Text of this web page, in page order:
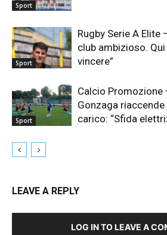
Sport
Sport
Rugby Serie A Elite
club ambizioso.
vincere”
Sport
Calcio Promozione
Gonzaga
carico: “Sfida
LEAVE A REPLY
LOG IN TO LEAVE A